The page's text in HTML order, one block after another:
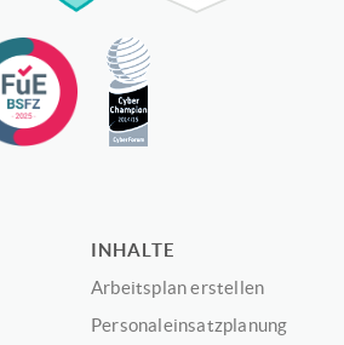
INHALTE
Arbeitsplan erstellen
Personaleinsatzplanung